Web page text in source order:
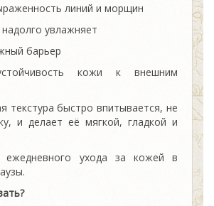
линий и морщин
увлажняет
барьер
кожи к внешним
текстура быстро впитывается, не
и делает её мягкой, гладкой и
ежедневного ухода за кожей в